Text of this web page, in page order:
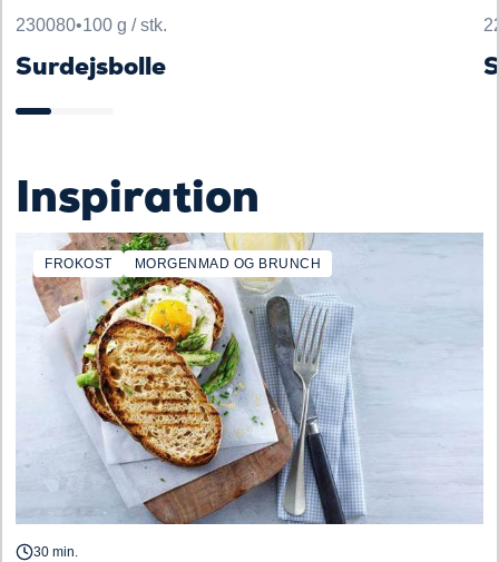
230080•100 g / stk.
Surdejsbolle
Inspiration
FROKOST MORGENMAD OG BRUNCH
30 min.